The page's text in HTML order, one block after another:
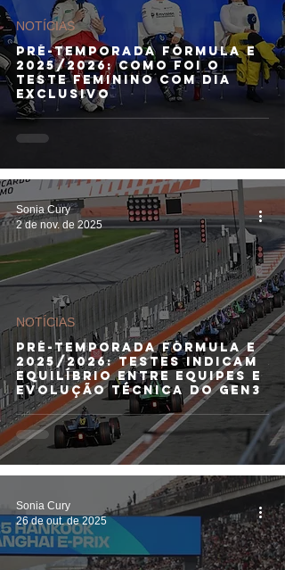
PRÉ-TEMPORADA FÓRMULA E
2025/2026: Como foi o
teste feminino com dia
exclusivo
NOTÍCIAS
PRÉ-TEMPORADA FÓRMULA E
2025/2026: Testes indicam
equilíbrio entre equipes e
evolução técnica do Gen3
NOTÍCIAS
Sonia Cury
2 de nov. de 2025
Sonia Cury
26 de out. de 2025